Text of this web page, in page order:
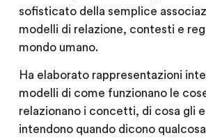
sofisticato della semplice
modelli di relazione, contesti e
mondo umano.
Ha elaborato rappresentazioni
modelli di come funzionano le
relazionano i concetti, di cosa gli
intendono quando dicono